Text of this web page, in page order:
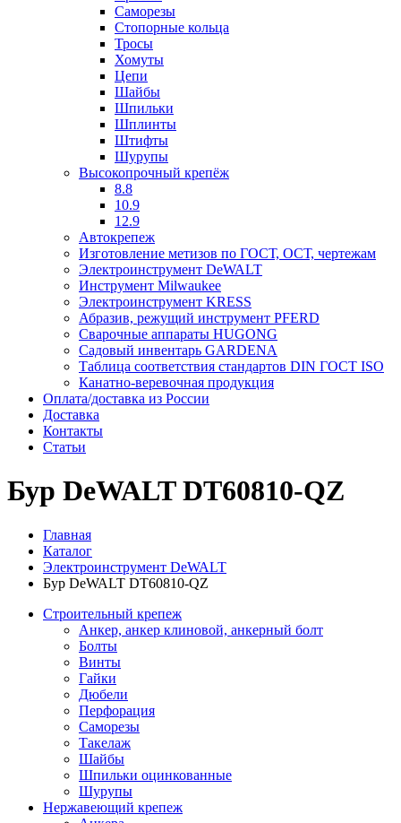
Саморезы
Стопорные кольца
Тросы
Хомуты
Цепи
Шайбы
Шпильки
Шплинты
Штифты
Шурупы
Высокопрочный крепёж
8.8
10.9
12.9
Автокрепеж
Изготовление метизов по ГОСТ, ОСТ, чертежам
Электроинструмент DeWALT
Инструмент Milwaukee
Электроинструмент KRESS
Абразив, режущий инструмент PFERD
Сварочные аппараты HUGONG
Садовый инвентарь GARDENA
Таблица соответствия стандартов DIN ГОСТ ISO
Канатно-веревочная продукция
Оплата/доставка из России
Доставка
Контакты
Статьи
Бур DeWALT DT60810-QZ
Главная
Каталог
Электроинструмент DeWALT
Бур DeWALT DT60810-QZ
Строительный крепеж
Анкер, анкер клиновой, анкерный болт
Болты
Винты
Гайки
Дюбели
Перфорация
Саморезы
Такелаж
Шайбы
Шпильки оцинкованные
Шурупы
Нержавеющий крепеж